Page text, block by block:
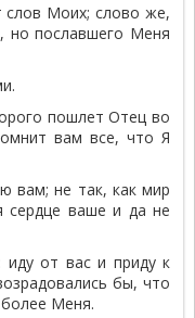
Моих; слово же,
но пославшего Меня
пошлет Отец во
вам все, что Я
вам; не так, как мир
сердце ваше и да не
от вас и приду к
бы, что
Меня.